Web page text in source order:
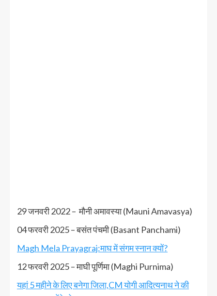
29 जनवरी 2022 – मौनी अमावस्या (Mauni Amavasya)
04 फरवरी 2025 – बसंत पंचमी (Basant Panchami)
Magh Mela Prayagraj:माघ में संगम स्नान क्यों?
12 फरवरी 2025 – माघी पूर्णिमा (Maghi Purnima)
यहां 5 महीने के लिए बनेगा जिला,CM योगी आदित्यनाथ ने की